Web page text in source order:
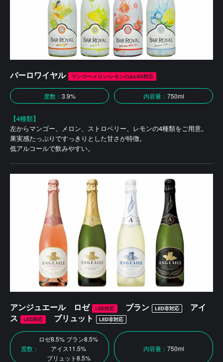
バーロワイヤル マンゴー/メロン/レモンのみLED対応
度数： 3.9% 内容量： 750ml
【4種類】
左からマンゴー、メロン、ストロベリー、レモンの4種類をご用意。
果実感たっぷりですっきりとした甘さが特徴。
低アルコールで飲みやすい。
アンジュエール ロゼ LED対応 ブラン LED非対応
アイ
ス
LED対応 ブリュット LED非対応
度数：
ロゼ8.5% ブラン8.5%
アイス11.5%
ブリュット8.5%
内容量： 750ml